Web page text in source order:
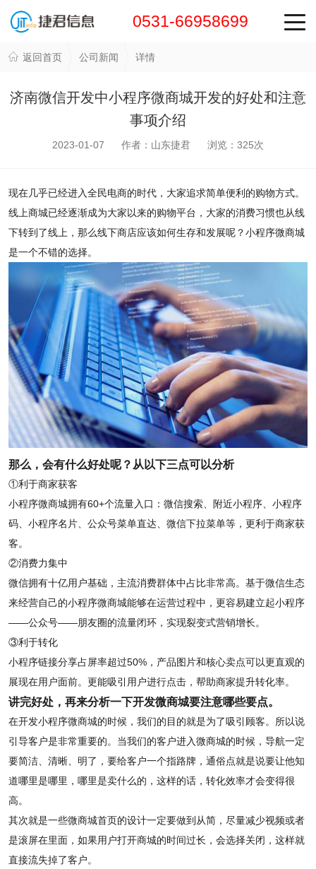
0531-66958699
返回首页 公司新闻 详情
济南微信开发中小程序微商城开发的好处和注意
事项介绍
2023-01-07 作者：山东捷君 浏览： 325次
现在几乎已经进入全民电商的时代，大家追求简单便利的购物方式。
线上商城已经逐渐成为大家以来的购物平台，大家的消费习惯也从线
下转到了线上，那么线下商店应该如何生存和发展呢？小程序微商城
是一个不错的选择。
那么，会有什么好处呢？从以下三点可以分析
①利于商家获客
小程序微商城拥有60+个流量入口：微信搜索、附近小程序、小程序
码、小程序名片、公众号菜单直达、微信下拉菜单等，更利于商家获
客。
②消费力集中
微信拥有十亿用户基础，主流消费群体中占比非常高。基于微信生态
来经营自己的小程序微商城能够在运营过程中，更容易建立起小程序
——公众号——朋友圈的流量闭环，实现裂变式营销增长。
③利于转化
小程序链接分享占屏率超过50%，产品图片和核心卖点可以更直观的
展现在用户面前。更能吸引用户进行点击，帮助商家提升转化率。
讲完好处，再来分析一下开发微商城要注意哪些要点。
在开发小程序微商城的时候，我们的目的就是为了吸引顾客。所以说
引导客户是非常重要的。当我们的客户进入微商城的时候，导航一定
要简洁、清晰、明了，要给客户一个指路牌，通俗点就是说要让他知
道哪里是哪里，哪里是卖什么的，这样的话，转化效率才会变得很
高。
其次就是一些微商城首页的设计一定要做到从简，尽量减少视频或者
是滚屏在里面，如果用户打开商城的时间过长，会选择关闭，这样就
直接流失掉了客户。